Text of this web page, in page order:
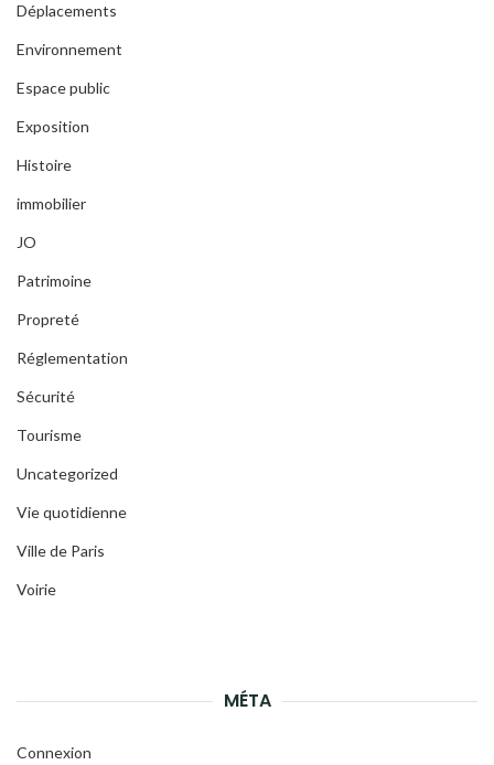
Déplacements
Environnement
Espace public
Exposition
Histoire
immobilier
JO
Patrimoine
Propreté
Réglementation
Sécurité
Tourisme
Uncategorized
Vie quotidienne
Ville de Paris
Voirie
MÉTA
Connexion